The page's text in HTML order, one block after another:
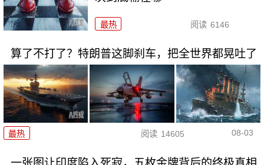
最热 阅读 6146
算了不打了？特朗普这脚刹车，把全世界都晃吐了
最热 阅读 14605 08-03